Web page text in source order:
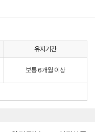
유지기간
보통 6개월 이상